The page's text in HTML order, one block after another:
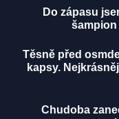
Do zápasu
šampion
Těsně před
kapsy.
Chudoba